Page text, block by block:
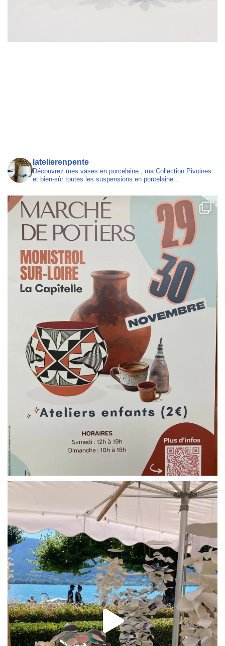
latelierenpente
Découvrez mes vases en porcelaine , ma Collection Pivoines
et bien-sûr toutes les suspensions en porcelaine...